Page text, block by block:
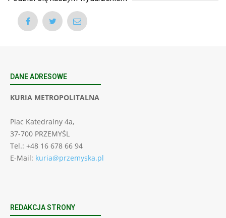
DANE ADRESOWE
KURIA METROPOLITALNA
Plac Katedralny 4a,
37-700 PRZEMYŚL
Tel.: +48 16 678 66 94
E-Mail: kuria@przemyska.pl
REDAKCJA STRONY